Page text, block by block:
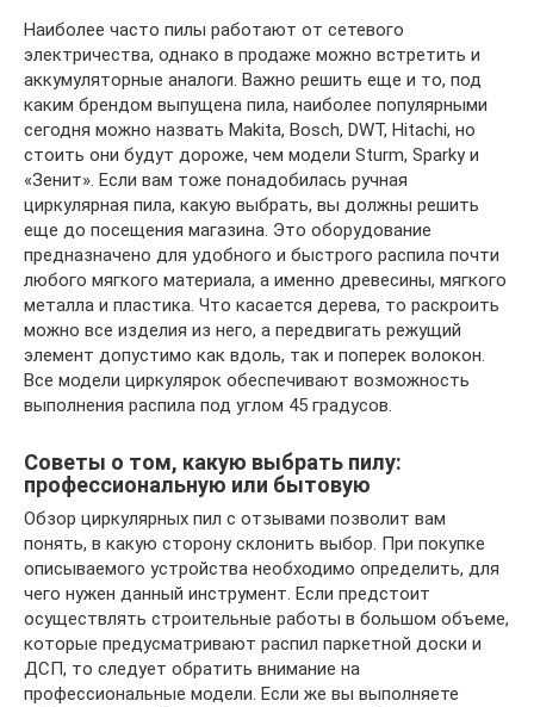
Наиболее часто пилы работают от сетевого
электричества, однако в продаже можно встретить и
аккумуляторные аналоги. Важно решить еще и то, под
каким брендом выпущена пила, наиболее популярными
сегодня можно назвать Makita, Bosch, DWT, Hitachi, но
стоить они будут дороже, чем модели Sturm, Sparky и
«Зенит». Если вам тоже понадобилась ручная
циркулярная пила, какую выбрать, вы должны решить
еще до посещения магазина. Это оборудование
предназначено для удобного и быстрого распила почти
любого мягкого материала, а именно древесины, мягкого
металла и пластика. Что касается дерева, то раскроить
можно все изделия из него, а передвигать режущий
элемент допустимо как вдоль, так и поперек волокон.
Все модели циркулярок обеспечивают возможность
выполнения распила под углом 45 градусов.
Советы о том, какую выбрать пилу:
профессиональную или бытовую
Обзор циркулярных пил с отзывами позволит вам
понять, в какую сторону склонить выбор. При покупке
описываемого устройства необходимо определить, для
чего нужен данный инструмент. Если предстоит
осуществлять строительные работы в большом объеме,
которые предусматривают распил паркетной доски и
ДСП, то следует обратить внимание на
профессиональные модели. Если же вы выполняете